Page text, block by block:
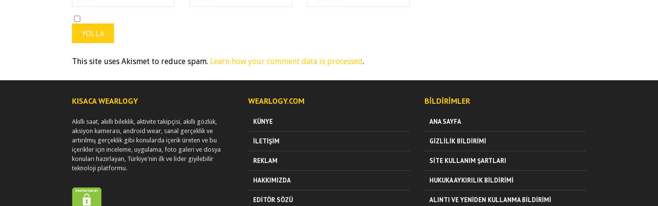
This site uses Akismet to reduce spam. Learn how your comment data is processed.
KISACA WEARLOGY
Akıllı saat, akıllı bileklik, aktivite takipçisi, akıllı gözlük,
aksiyon kamerası, android wear, sanal gerçeklik ve
artırılmış gerçeklik gibi konularda içerik üreten ve bu
içerikler için inceleme, uygulama, foto galeri ve dosya
konuları hazırlayan, Türkiye'nin ilk ve lider giyilebilir
teknoloji platformu.
WEARLOGY.COM
KÜNYE
İLETIŞIM
REKLAM
HAKKIMIZDA
EDITÖR SÖZÜ
BILDIRIMLER
ANA SAYFA
GIZLILIK BILDIRIMI
SITE KULLANIM ŞARTLARI
HUKUKA AYKIRILIK BILDIRIMI
ALINTI VE YENIDEN KULLANMA BILDIRIMI